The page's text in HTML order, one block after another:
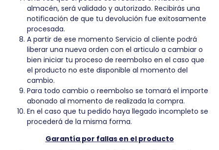
almacén, será validado y autorizado. Recibirás una
notificación de que tu devolución fue exitosamente
procesada.
A partir de ese momento Servicio al cliente podrá
liberar una nueva orden con el articulo a cambiar o
bien iniciar tu proceso de reembolso en el caso que
el producto no este disponible al momento del
cambio.
Para todo cambio o reembolso se tomará el importe
abonado al momento de realizada la compra.
En el caso que tu pedido haya llegado incompleto se
procederá de la misma forma.
Garantía por fallas en el producto